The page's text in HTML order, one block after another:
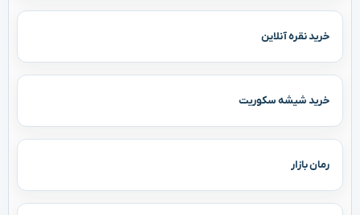
خرید نقره آنلاین
خرید شیشه سکوریت
رمان بازار